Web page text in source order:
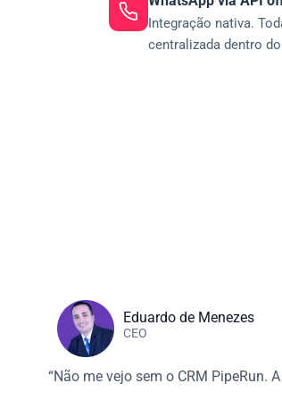
Integração nativa.
centralizada dentro
Eduardo de Menezes
CEO
“Não me vejo sem o CRM PipeRun.